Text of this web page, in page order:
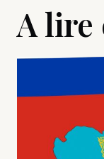
A lire